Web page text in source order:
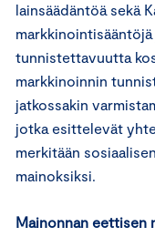
lainsäädäntöä sekä
tunnistettavuutta
markkinoinnin
jatkossakin
jotka esittelevät
merkitään
mainoksiksi.
Mainonnan eettisen